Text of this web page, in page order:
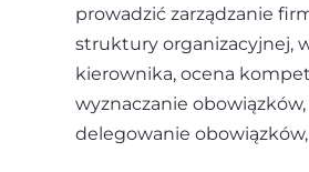
prowadzić zarządzanie
struktury organizacyjnej,
kierownika, ocena
wyznaczanie
delegowanie